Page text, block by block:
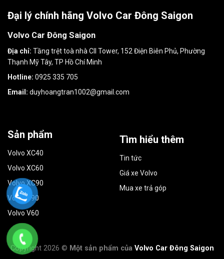
Đại lý chính hãng Volvo Car Đông Saigon
Volvo Car Đông Saigon
Địa chỉ: Tầng trệt toà nhà CII Tower, 152 Điện Biên Phủ, Phường
Thạnh Mỹ Tây, TP Hồ Chí Minh
Hotline: 0925 335 705
Email: duyhoangtran1002@gmail.com
Sản phẩm
Volvo XC40
Volvo XC60
Volvo XC90
Volvo S90
Volvo V60
Tìm hiểu thêm
Tin tức
Giá xe Volvo
Mua xe trả góp
Copyright 2026 © Một sản phẩm của Volvo Car Đông Saigon